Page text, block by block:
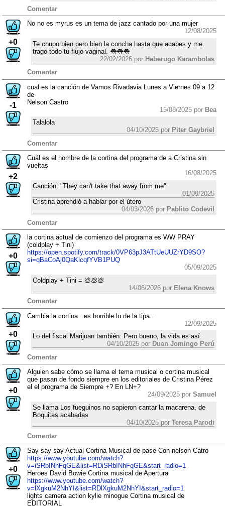
Comentar
+0
No no es myrus es un tema de jazz cantado por una mujer
12/08/2025
Te chupo bien pero bien la concha hasta que acabes y me
trago todo tu flujo vaginal. 👅👅👅
22/02/2026 por Heberugo Karambolas
Comentar
-1
cual es la canción de Vamos Rivadavia Lunes a Viernes 09 a 12
de
Nelson Castro
15/08/2025 por Bea
Talalola
04/10/2025 por Piter Gaybriel
Comentar
+2
Cuál es el nombre de la cortina del programa de a Cristina sin
vueltas
16/08/2025
Canción: "They can't take that away from me"
01/09/2025
Cristina aprendió a hablar por el útero
04/03/2026 por Pablito Codevil
Comentar
+0
la cortina actual de comienzo del programa es WW PRAY
(coldplay + Tini)
https://open.spotify.com/track/0VP63pJ3ATtUeUUZrYD9SO?
si=qBaCoAj0QaKlcqfYVB1PUQ
05/09/2025
Coldplay + Tini = 💩💩💩
14/06/2026 por Elena Knows
Comentar
+0
Cambia la cortina...es horrible lo de la tipa..
12/09/2025
Lo del fiscal Marijuan también. Pero bueno, la vida es así.
04/10/2025 por Duan Jomingo Perú
Comentar
+0
Alguien sabe cómo se llama el tema musical o cortina musical
que pasan de fondo siempre en los editoriales de Cristina Pérez
el el programa de Siempre +? En LN+?
24/09/2025 por Samuel
Se llama Los fueguinos no sapieron cantar la macarena, de
Boquitas acabadas
04/10/2025 por Teresa Parodi
Comentar
+0
Say say say Actual Cortina Musical de pase Con nelson Catro
https://www.youtube.com/watch?
v=iSRbINhFqGE&list=RDiSRbINhFqGE&start_radio=1
Heroes David Bowie Cortina musical de Apertura
https://www.youtube.com/watch?
v=lXgkuM2NhYI&list=RDlXgkuM2NhYI&start_radio=1
lights camera action kylie minogue Cortina musical de
EDITORIAL